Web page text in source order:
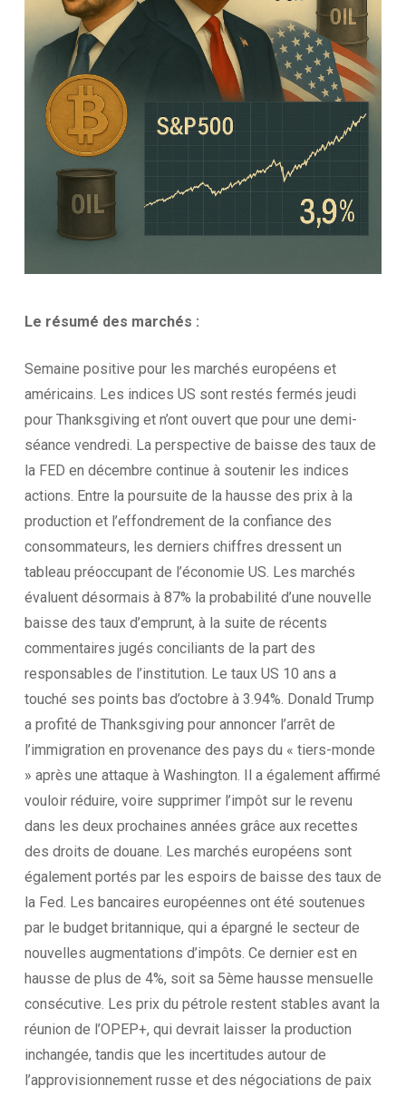
Le résumé des marchés :
Semaine positive pour les marchés européens et
américains. Les indices US sont restés fermés jeudi
pour Thanksgiving et n’ont ouvert que pour une demi-
séance vendredi. La perspective de baisse des taux de
la FED en décembre continue à soutenir les indices
actions. Entre la poursuite de la hausse des prix à la
production et l’effondrement de la confiance des
consommateurs, les derniers chiffres dressent un
tableau préoccupant de l’économie US. Les marchés
évaluent désormais à 87% la probabilité d’une nouvelle
baisse des taux d’emprunt, à la suite de récents
commentaires jugés conciliants de la part des
responsables de l’institution. Le taux US 10 ans a
touché ses points bas d’octobre à 3.94%. Donald Trump
a profité de Thanksgiving pour annoncer l’arrêt de
l’immigration en provenance des pays du « tiers-monde
» après une attaque à Washington. Il a également affirmé
vouloir réduire, voire supprimer l’impôt sur le revenu
dans les deux prochaines années grâce aux recettes
des droits de douane. Les marchés européens sont
également portés par les espoirs de baisse des taux de
la Fed. Les bancaires européennes ont été soutenues
par le budget britannique, qui a épargné le secteur de
nouvelles augmentations d’impôts. Ce dernier est en
hausse de plus de 4%, soit sa 5ème hausse mensuelle
consécutive. Les prix du pétrole restent stables avant la
réunion de l’OPEP+, qui devrait laisser la production
inchangée, tandis que les incertitudes autour de
l’approvisionnement russe et des négociations de paix